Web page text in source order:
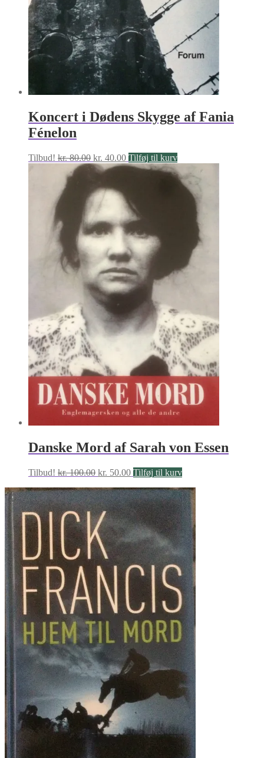
Koncert i Dødens Skygge af Fania
Fénelon
Tilbud! kr.80.00 Den
oprindelige
var:
kr. 80.00.
kr. 40.00Den
aktuelle
kr. 40.00.
Tilføj til kurv
Danske Mord af Sarah von Essen
Tilbud! kr.100.00 Den
pris
var:
kr. 100.00.
kr. 50.00Den
pris
er:
kr. 50.00.
Tilføj til kurv